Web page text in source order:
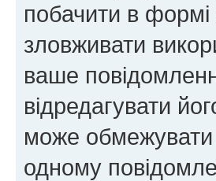
побачити в
зловживати
ваше
відредагувати
може обмежувати
одному